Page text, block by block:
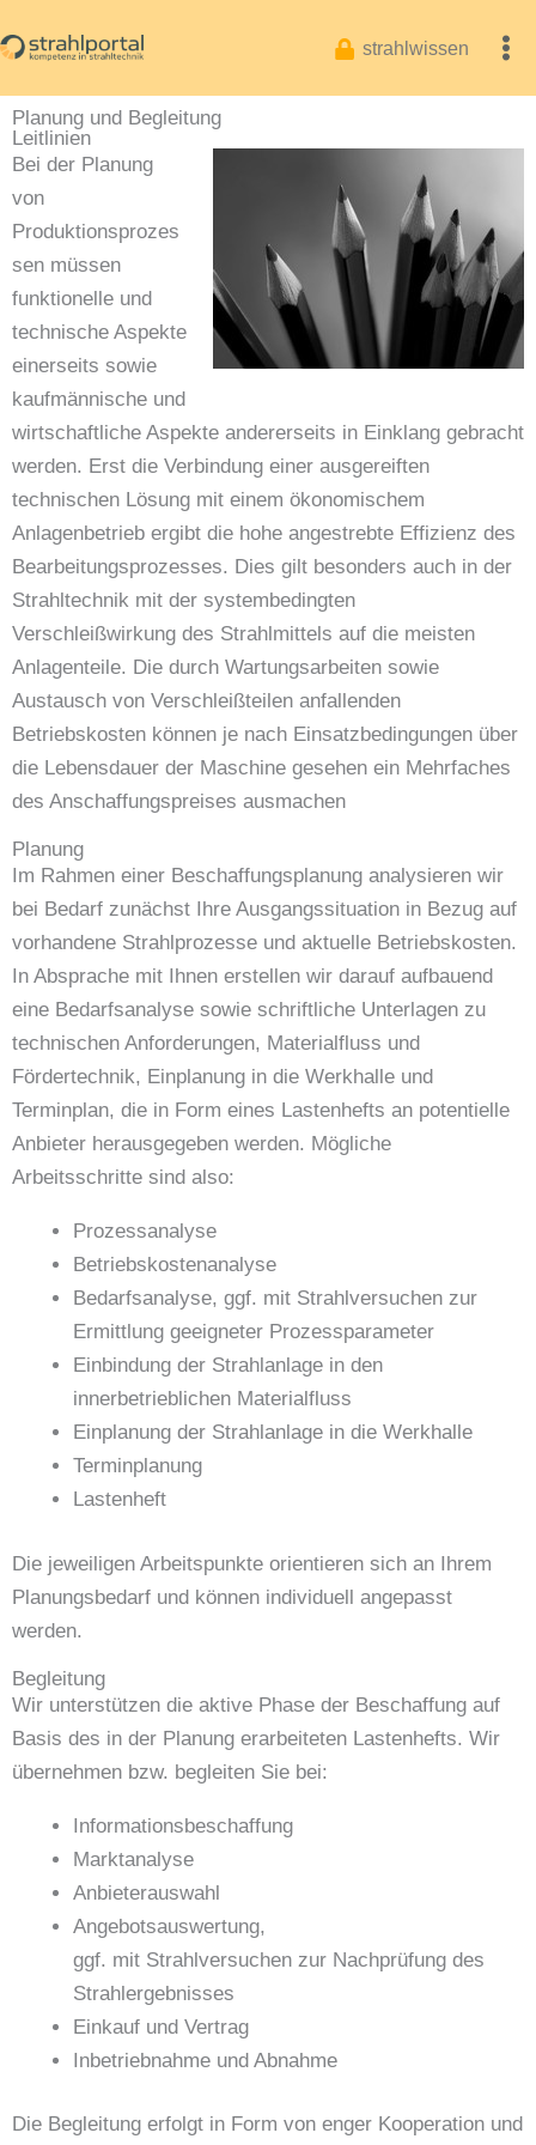
Inhalt
strahlwissen
Planung und Begleitung
Leitlinien
Bei der Planung
von
Produktionsprozes
sen müssen
funktionelle und
technische Aspekte
einerseits sowie
kaufmännische und
wirtschaftliche Aspekte andererseits in Einklang gebracht
werden. Erst die Verbindung einer ausgereiften
technischen Lösung mit einem ökonomischem
Anlagenbetrieb ergibt die hohe angestrebte Effizienz des
Bearbeitungsprozesses. Dies gilt besonders auch in der
Strahltechnik mit der systembedingten
Verschleißwirkung des Strahlmittels auf die meisten
Anlagenteile. Die durch Wartungsarbeiten sowie
Austausch von Verschleißteilen anfallenden
Betriebskosten können je nach Einsatzbedingungen über
die Lebensdauer der Maschine gesehen ein Mehrfaches
des Anschaffungspreises ausmachen
Planung
Im Rahmen einer Beschaffungsplanung analysieren wir
bei Bedarf zunächst Ihre Ausgangssituation in Bezug auf
vorhandene Strahlprozesse und aktuelle Betriebskosten.
In Absprache mit Ihnen erstellen wir darauf aufbauend
eine Bedarfsanalyse sowie schriftliche Unterlagen zu
technischen Anforderungen, Materialfluss und
Fördertechnik, Einplanung in die Werkhalle und
Terminplan, die in Form eines Lastenhefts an potentielle
Anbieter herausgegeben werden. Mögliche
Arbeitsschritte sind also:
Prozessanalyse
Betriebskostenanalyse
Bedarfsanalyse, ggf. mit Strahlversuchen zur
Ermittlung geeigneter Prozessparameter
Einbindung der Strahlanlage in den
innerbetrieblichen Materialfluss
Einplanung der Strahlanlage in die Werkhalle
Terminplanung
Lastenheft
Die jeweiligen Arbeitspunkte orientieren sich an Ihrem
Planungsbedarf und können individuell angepasst
werden.
Begleitung
Wir unterstützen die aktive Phase der Beschaffung auf
Basis des in der Planung erarbeiteten Lastenhefts. Wir
übernehmen bzw. begleiten Sie bei:
Informationsbeschaffung
Marktanalyse
Anbieterauswahl
Angebotsauswertung,
ggf. mit Strahlversuchen zur Nachprüfung des
Strahlergebnisses
Einkauf und Vertrag
Inbetriebnahme und Abnahme
Die Begleitung erfolgt in Form von enger Kooperation und